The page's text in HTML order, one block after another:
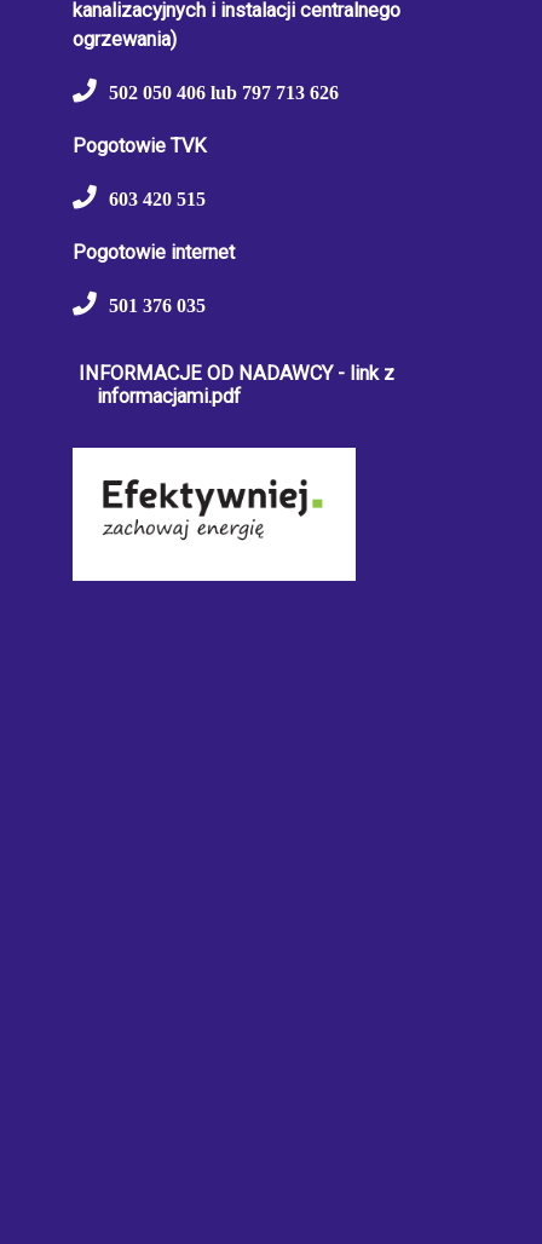
kanalizacyjnych i instalacji centralnego
ogrzewania)
502 050 406 lub 797 713 626
Pogotowie TVK
603 420 515
Pogotowie internet
501 376 035
INFORMACJE OD NADAWCY - link z
informacjami.pdf